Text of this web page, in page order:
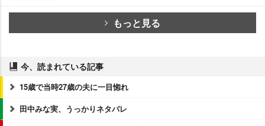
もっと見る
今、読まれている記事
15歳で当時27歳の夫に一目惚れ
田中みな実、うっかりネタバレ